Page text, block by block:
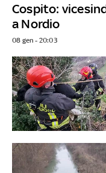
Cospito:
a Nordio
08 gen - 20:03